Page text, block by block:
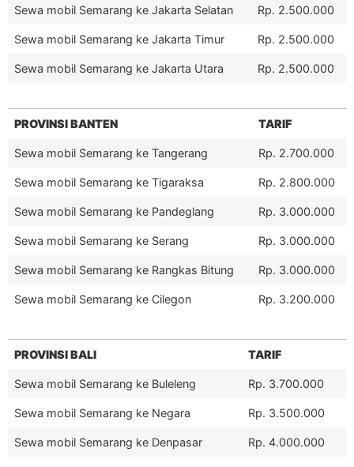
Sewa mobil Semarang ke Jakarta Selatan Rp. 2.500.000
Sewa mobil Semarang ke Jakarta Timur Rp. 2.500.000
Sewa mobil Semarang ke Jakarta Utara Rp. 2.500.000
PROVINSI BANTEN TARIF
Sewa mobil Semarang ke Tangerang Rp. 2.700.000
Sewa mobil Semarang ke Tigaraksa Rp. 2.800.000
Sewa mobil Semarang ke Pandeglang Rp. 3.000.000
Sewa mobil Semarang ke Serang Rp. 3.000.000
Sewa mobil Semarang ke Rangkas Bitung Rp. 3.000.000
Sewa mobil Semarang ke Cilegon Rp. 3.200.000
PROVINSI BALI TARIF
Sewa mobil Semarang ke Buleleng Rp. 3.700.000
Sewa mobil Semarang ke Negara Rp. 3.500.000
Sewa mobil Semarang ke Denpasar Rp. 4.000.000